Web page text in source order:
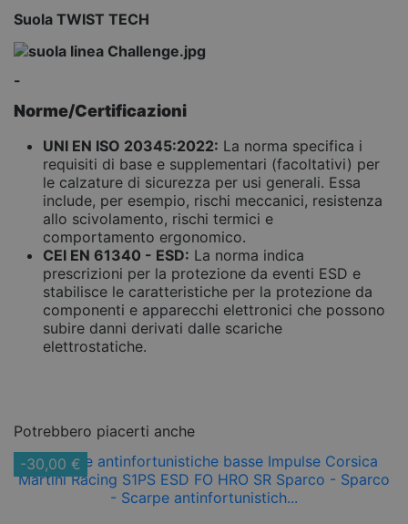
Suola TWIST TECH
-
Norme/Certificazioni
UNI EN ISO 20345:2022: La norma specifica i
requisiti di base e supplementari (facoltativi) per
le calzature di sicurezza per usi generali. Essa
include, per esempio, rischi meccanici, resistenza
allo scivolamento, rischi termici e
comportamento ergonomico.
CEI EN 61340 - ESD: La norma indica
prescrizioni per la protezione da eventi ESD e
stabilisce le caratteristiche per la protezione da
componenti e apparecchi elettronici che possono
subire danni derivati dalle scariche
elettrostatiche.
Potrebbero piacerti anche
-30,00 €